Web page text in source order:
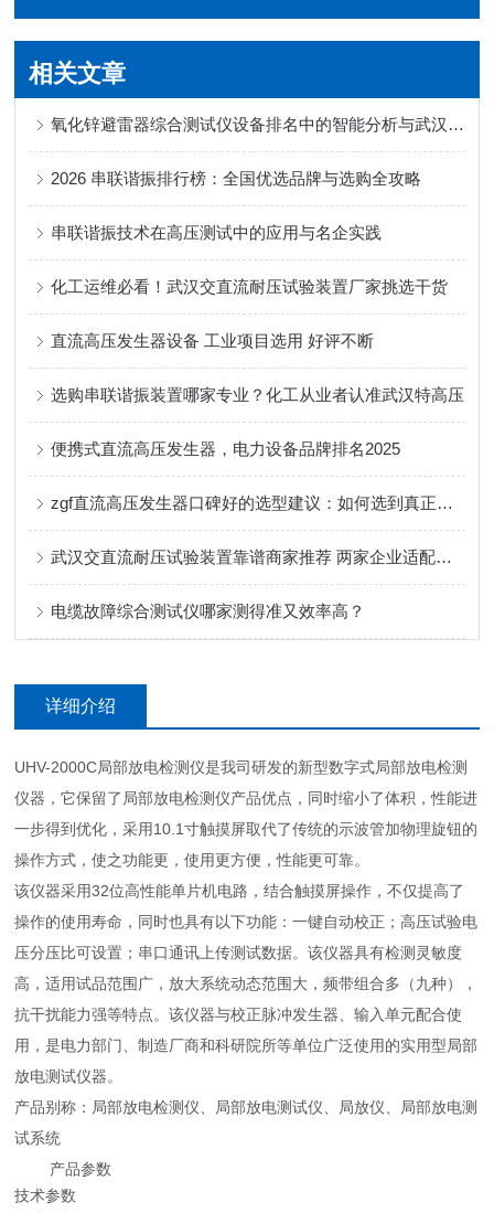
相关文章
氧化锌避雷器综合测试仪设备排名中的智能分析与武汉特高压实践
2026 串联谐振排行榜：全国优选品牌与选购全攻略
串联谐振技术在高压测试中的应用与名企实践
化工运维必看！武汉交直流耐压试验装置厂家挑选干货
直流高压发生器设备 工业项目选用 好评不断
选购串联谐振装置哪家专业？化工从业者认准武汉特高压
便携式直流高压发生器，电力设备品牌排名2025
zgf直流高压发生器口碑好的选型建议：如何选到真正省心耐用的设备？
武汉交直流耐压试验装置靠谱商家推荐 两家企业适配化工场景口碑出众
电缆故障综合测试仪哪家测得准又效率高？
详细介绍
UHV-2000C局部放电检测仪是我司研发的新型数字式局部放电检测
仪器，它保留了局部放电检测仪产品优点，同时缩小了体积，性能进
一步得到优化，采用10.1寸触摸屏取代了传统的示波管加物理旋钮的
操作方式，使之功能更，使用更方便，性能更可靠。
该仪器采用32位高性能单片机电路，结合触摸屏操作，不仅提高了
操作的使用寿命，同时也具有以下功能：一键自动校正；高压试验电
压分压比可设置；串口通讯上传测试数据。该仪器具有检测灵敏度
高，适用试品范围广，放大系统动态范围大，频带组合多（九种），
抗干扰能力强等特点。该仪器与校正脉冲发生器、输入单元配合使
用，是电力部门、制造厂商和科研院所等单位广泛使用的实用型局部
放电测试仪器。
产品别称：局部放电检测仪、局部放电测试仪、局放仪、局部放电测
试系统
产品参数
技术参数